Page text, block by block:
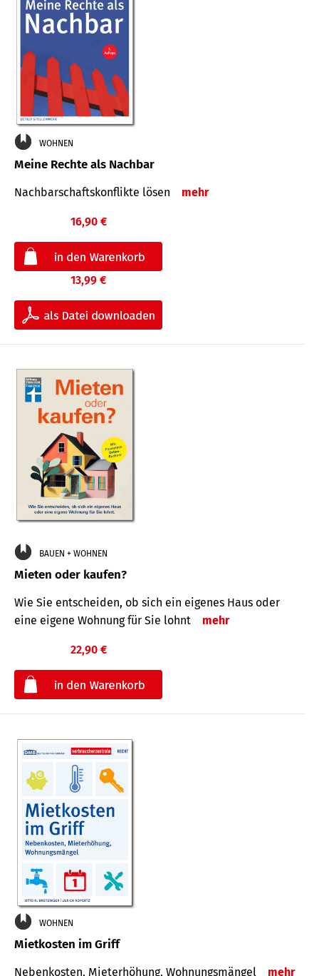
WOHNEN
Meine Rechte als Nachbar
Nach­bar­schafts­konflikte lösen mehr
16,90 €
13,99 €
BAUEN + WOHNEN
Mieten oder kaufen?
Wie Sie entscheiden, ob sich ein eigenes Haus oder
eine eigene Wohnung für Sie lohnt
mehr
22,90 €
WOHNEN
Mietkosten im Griff
Nebenkosten, Mieterhöhung, Wohnungsmängel mehr